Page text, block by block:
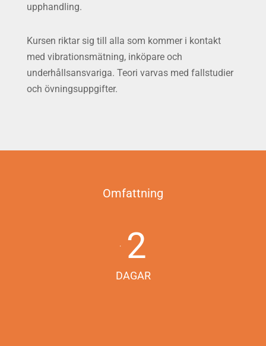
upphandling.
Kursen riktar sig till alla som kommer i kontakt
med vibrationsmätning, inköpare och
underhållsansvariga. Teori varvas med fallstudier
och övningsuppgifter.
Omfattning
2
DAGAR